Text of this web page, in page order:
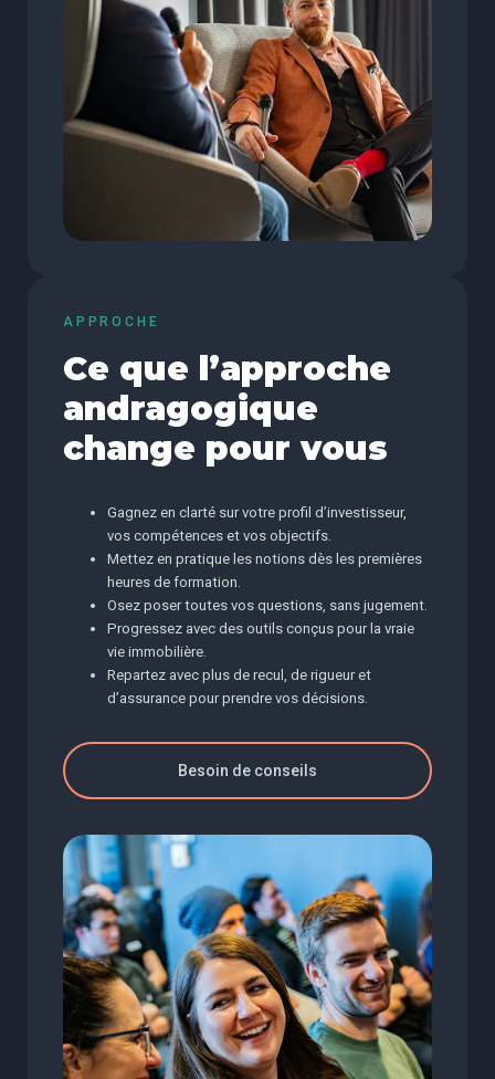
APPROCHE
Ce que l’approche
andragogique
change pour vous
Gagnez en clarté sur votre profil d’investisseur,
vos compétences et vos objectifs.
Mettez en pratique les notions dès les premières
heures de formation.
Osez poser toutes vos questions, sans jugement.
Progressez avec des outils conçus pour la vraie
vie immobilière.
Repartez avec plus de recul, de rigueur et
d’assurance pour prendre vos décisions.
Besoin de conseils